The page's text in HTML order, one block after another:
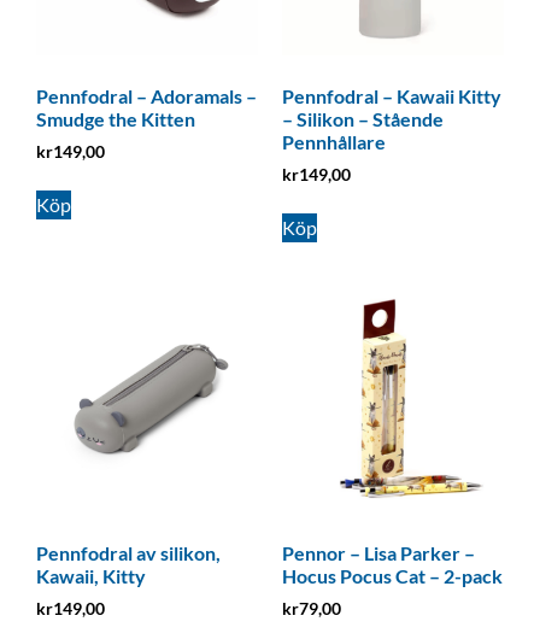
Pennfodral – Adoramals –
Smudge the Kitten
kr149,00
Köp
Pennfodral – Kawaii Kitty
– Silikon – Stående
Pennhållare
kr149,00
Köp
Pennfodral av silikon,
Kawaii, Kitty
kr149,00
Pennor – Lisa Parker –
Hocus Pocus Cat – 2-pack
kr79,00